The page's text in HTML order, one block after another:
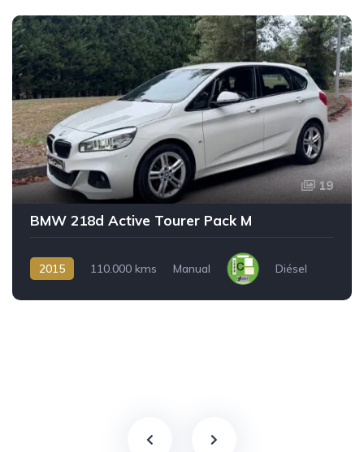
19
BMW 218d Active Tourer Pack M
2015 110.000 kms Manual Diésel